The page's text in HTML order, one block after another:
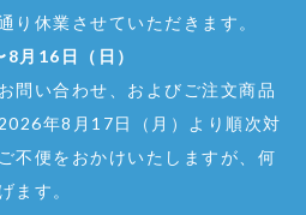
り休業させていただきます。
月16日（日）
問い合わせ、およびご注文商品
年8月17日（月）より順次対
不便をおかけいたしますが、何
ます。